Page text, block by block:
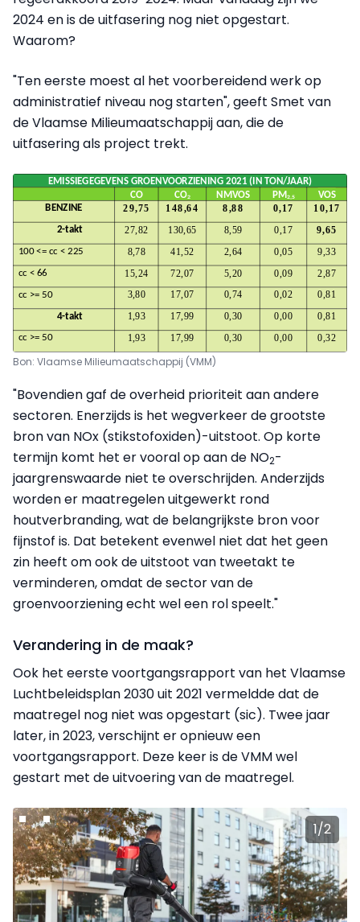
2024 en is de uitfasering nog niet opgestart.
Waarom?
"Ten eerste moest al het voorbereidend werk op
administratief niveau nog starten", geeft Smet van
de Vlaamse Milieumaatschappij aan, die de
uitfasering als project trekt.
Bon: Vlaamse Milieumaatschappij (VMM)
"Bovendien gaf de overheid prioriteit aan andere
sectoren. Enerzijds is het wegverkeer de grootste
bron van NOx (stikstofoxiden)-uitstoot. Op korte
termijn komt het er vooral op aan de NO2-
jaargrenswaarde niet te overschrijden. Anderzijds
worden er maatregelen uitgewerkt rond
houtverbranding, wat de belangrijkste bron voor
fijnstof is. Dat betekent evenwel niet dat het geen
zin heeft om ook de uitstoot van tweetakt te
verminderen, omdat de sector van de
groenvoorziening echt wel een rol speelt."
Verandering in de maak?
Ook het eerste voortgangsrapport van het Vlaamse
Luchtbeleidsplan 2030 uit 2021 vermeldde dat de
maatregel nog niet was opgestart (sic). Twee jaar
later, in 2023, verschijnt er opnieuw een
voortgangsrapport. Deze keer is de VMM wel
gestart met de uitvoering van de maatregel.
1/2